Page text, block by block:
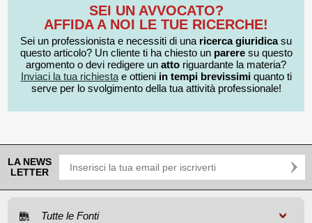
SEI UN AVVOCATO?
AFFIDA A NOI LE TUE RICERCHE!
Sei un professionista e necessiti di una ricerca giuridicasu
questo articolo? Un cliente ti ha chiesto un pareresu questo
argomento o devi redigere un atto riguardante la materia?
Inviaci la tua richiestae ottieni in tempi brevissimiquanto ti
serve per lo svolgimento della tua attività professionale!
LA NEWS
LETTER
Tutte le Fonti